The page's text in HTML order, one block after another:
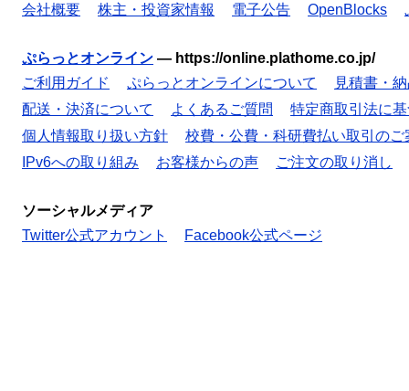
会社概要
株主・投資家情報 電子公告 OpenBlocks
ぷらっとオンライン — https://online.plathome.co.jp/
ご利用ガイド
ぷらっとオンラインについて
見積書・
配送・決済について
よくあるご質問
特定商取引法に
個人情報取り扱い方針
校費・公費・科研費払い取引のご
IPv6への取り組み
お客様からの声 ご注文の取り消し
ソーシャルメディア
Twitter公式アカウント
Facebook公式ページ